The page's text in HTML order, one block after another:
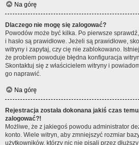
Na górę
Dlaczego nie mogę się zalogować?
Powodów może być kilka. Po pierwsze
i hasło są prawidłowe. Jeżeli są prawidłowe,
witryny i zapytaj, czy cię nie zablokowano.
że problem powoduje błędna konfiguracja
Skontaktuj się z właścicielem witryny i
go naprawić.
Na górę
Rejestracja została dokonana jakiś czas
zalogować?!
Możliwe, że z jakiegoś powodu administrator
konto. Wiele witryn, aby zmniejszyć rozmiar
użytkowników, którzy nic nie pisali przez